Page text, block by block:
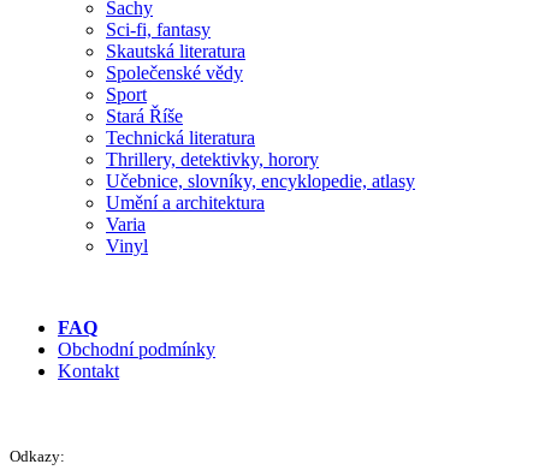
Šachy
Sci-fi, fantasy
Skautská literatura
Společenské vědy
Sport
Stará Říše
Technická literatura
Thrillery, detektivky, horory
Učebnice, slovníky, encyklopedie, atlasy
Umění a architektura
Varia
Vinyl
FAQ
Obchodní podmínky
Kontakt
Odkazy: